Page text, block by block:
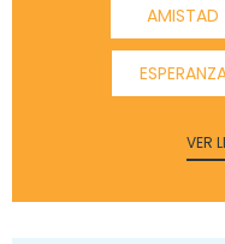
AMISTAD
VER